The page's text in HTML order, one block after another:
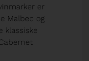
er
Malbec og
klassiske